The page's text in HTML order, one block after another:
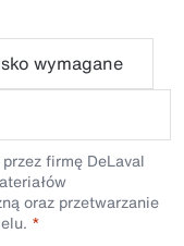
wymagane
firmę DeLaval
oraz przetwarzanie